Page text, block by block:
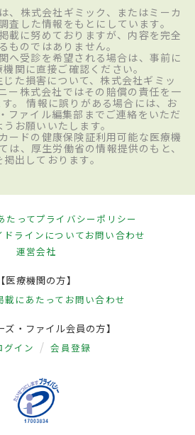
、株式会社ギミック、またはミーカ
査した情報をもとにしています。
載に努めておりますが、内容を完全
ものではありません。
へ受診を希望される場合は、事前に
関に直接ご確認ください。
た損害について、株式会社ギミッ
ー株式会社ではその賠償の責任を一
。 情報に誤りがある場合には、お
ファイル編集部までご連絡をいただ
お願いいたします。
ードの健康保険証利用可能な医療機
は、厚生労働省の情報提供のもと、
出しております。
たってプライバシーポリシー
ドラインについてお問い合わせ
運営会社
【医療機関の方】
載にあたって お問い合わせ
ズ・ファイル会員の方】
グイン 会員登録